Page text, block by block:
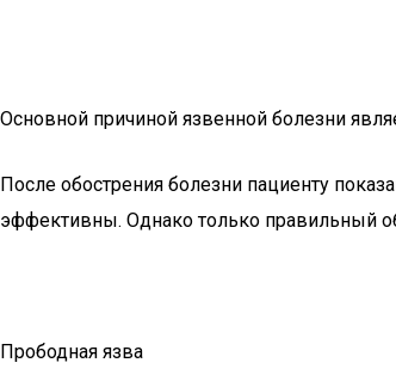
Основной причиной язвенной болезни
После обострения болезни пациенту
эффективны. Однако только правильный
Прободная язва